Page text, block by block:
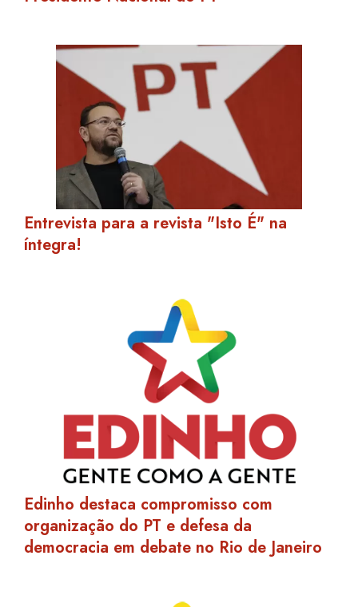
Entrevista para a revista "Isto É" na
íntegra!
Edinho destaca compromisso com
organização do PT e defesa da
democracia em debate no Rio de Janeiro